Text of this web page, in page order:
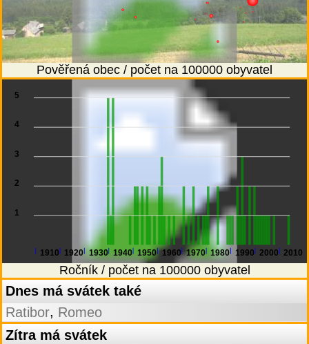
Pověřená obec / počet na 100000 obyvatel
1910 1920 1930 1940 1950 1960 1970 1980 1990 2000 2010
1
2
3
4
5
Ročník / počet na 100000 obyvatel
Dnes má svátek také
Ratibor, Romeo
Zítra má svátek